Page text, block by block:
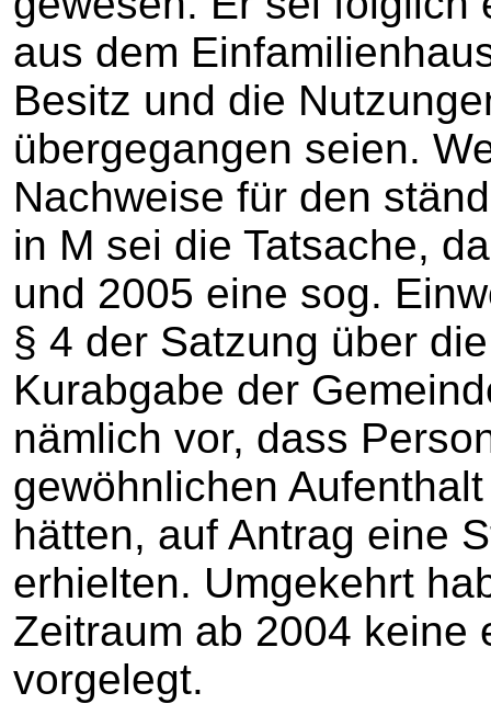
aus dem
Besitz und die
übergegangen seien.
Nachweise für den
in M sei die Tatsache,
und 2005 eine sog.
§ 4 der Satzung über
Kurabgabe der
nämlich vor, dass
gewöhnlichen
hätten, auf Antrag eine
erhielten. Umgekehrt
Zeitraum ab 2004 keine
vorgelegt.